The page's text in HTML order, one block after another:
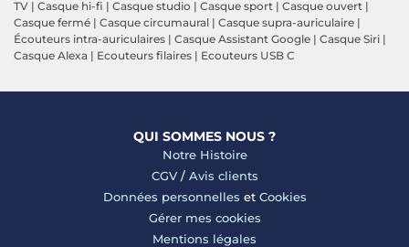
TV | Casque hi-fi | Casque studio | Casque sport | Casque ouvert |
Casque fermé | Casque circumaural | Casque supra-auriculaire |
Écouteurs intra-auriculaires | Casque Assistant Google | Casque Siri |
Casque Alexa | Ecouteurs filaires | Ecouteurs USB C
QUI SOMMES NOUS ?
Notre Histoire
CGV/ Avis clients
Données personnelles et Cookies
Gérer mes cookies
Mentions légales